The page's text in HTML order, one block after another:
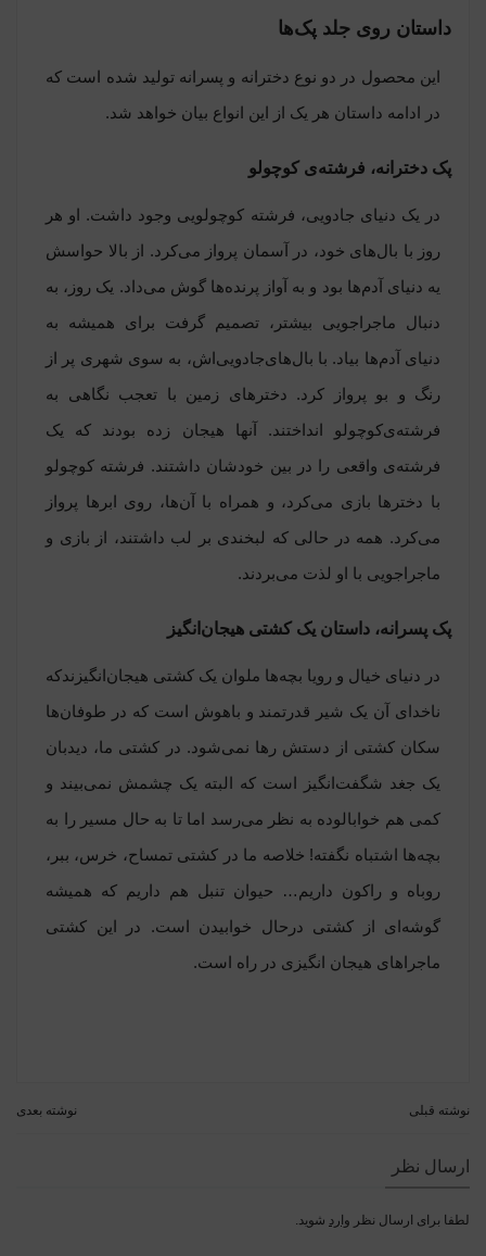
داستان روی جلد پک‌ها
این محصول در دو نوع دخترانه و پسرانه تولید شده است که
در ادامه داستان هر یک از این انواع بیان خواهد شد.
پک دخترانه، فرشته‌ی کوچولو
در یک دنیای جادویی، فرشته کوچولویی وجود داشت. او هر
روز با بال‌های خود، در آسمان پرواز می‌کرد. از بالا حواسش
یه دنیای آدم‌ها بود و به آواز پرنده‌ها گوش می‌داد. یک روز، به
دنبال ماجراجویی بیشتر، تصمیم گرفت برای همیشه به
دنیای آدم‌ها بیاد. با بال‌های‌جادو‌یی‌اش، به سوی شهری پر از
رنگ و بو پرواز کرد. دخترهای زمین با تعجب نگاهی به
فرشته‌ی‌کوچولو انداختند. آنها هیجان زده بودند که یک
فرشته‌ی واقعی را در بین خودشان داشتند. فرشته کوچولو
با دختر‌ها بازی می‌کرد، و همراه با آن‌ها، روی ابرها پرواز
می‌کرد. همه در حالی که لبخندی بر لب داشتند، از بازی و
ماجراجویی با او لذت می‌بردند.
پک پسرانه، داستان یک کشتی هیجان‌انگیز
در دنیای خیال و رویا بچه‌ها ملوان یک کشتی‌ هیجان‌انگیزندکه
ناخدای آن یک شیر قدرتمند و باهوش است که در طوفان‌ها
سکان کشتی از دستش رها نمی‌‌شود. در کشتی ما، دیدبان
یک جغد شگفت‌انگیز است که البته یک چشمش نمی‌بیند و
کمی هم خوابالوده به نظر می‌رسد اما تا به حال مسیر را به
بچه‌ها اشتباه نگفته! خلاصه ما در کشتی تمساح، خرس، ببر،
روباه و راکون داریم… حیوان تنبل هم داریم که همیشه
گوشه‌ای از کشتی درحال خوابیدن است. در این کشتی
ماجراهای هیجان انگیزی در راه است.
نوشته قبلی نوشته بعدی
ارسال نظر
لطفا برای ارسال نظر وارد شوید.